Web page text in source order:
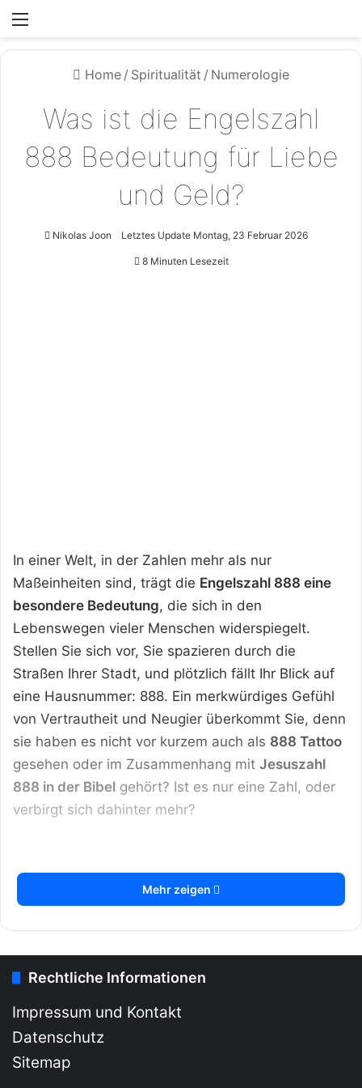
Home / Spiritualität / Numerologie
Was ist die Engelszahl
888 Bedeutung für Liebe
und Geld?
Nikolas Joon Letztes Update Montag, 23 Februar 2026
8 Minuten Lesezeit
In einer Welt, in der Zahlen mehr als nur
Maßeinheiten sind, trägt die Engelszahl 888 eine
besondere Bedeutung, die sich in den
Lebenswegen vieler Menschen widerspiegelt.
Stellen Sie sich vor, Sie spazieren durch die
Straßen Ihrer Stadt, und plötzlich fällt Ihr Blick auf
eine Hausnummer: 888. Ein merkwürdiges Gefühl
von Vertrautheit und Neugier überkommt Sie, denn
sie haben es nicht vor kurzem auch als 888 Tattoo
gesehen oder im Zusammenhang mit Jesuszahl
888 in der Bibel gehört? Ist es nur eine Zahl, oder
verbirgt sich dahinter mehr?
Mehr zeigen
Rechtliche Informationen
Impressum und Kontakt
Datenschutz
Sitemap